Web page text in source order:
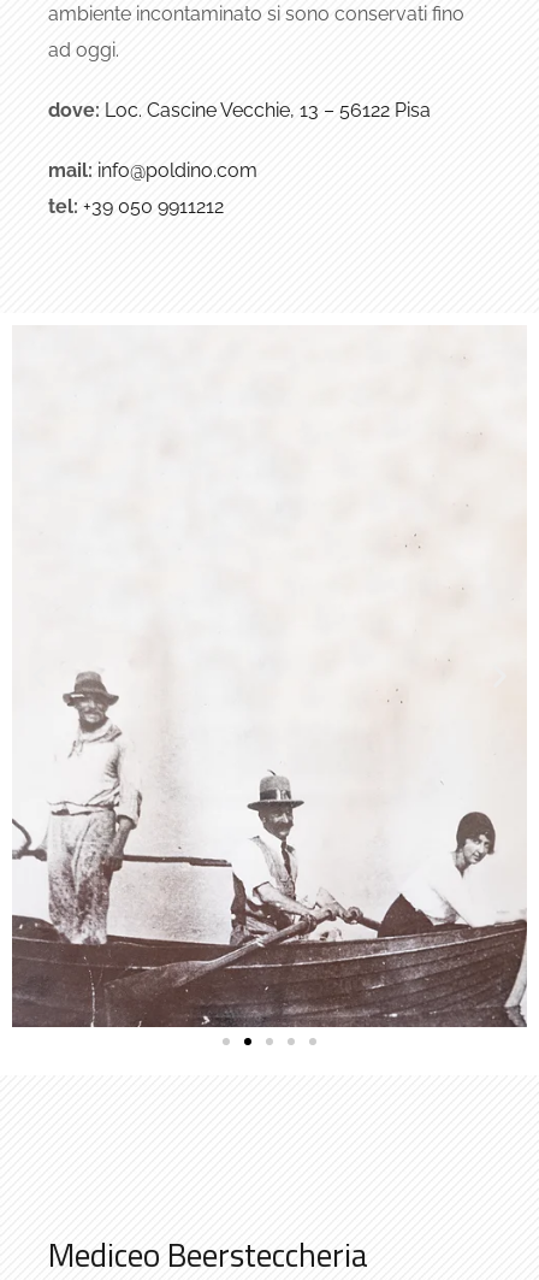
ambiente incontaminato si sono conservati fino
ad oggi.
dove: Loc. Cascine Vecchie, 13 – 56122 Pisa
mail: info@poldino.com
tel: +39 050 9911212
Mediceo Beersteccheria